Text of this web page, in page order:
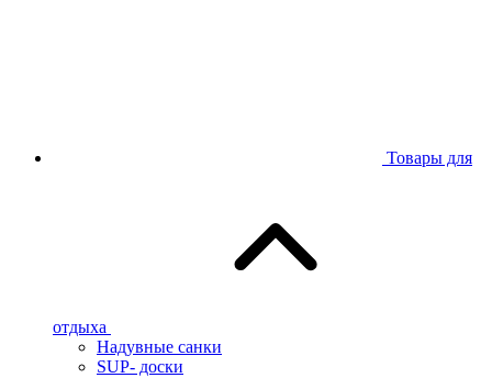
Товары для
отдыха
Надувные санки
SUP- доски